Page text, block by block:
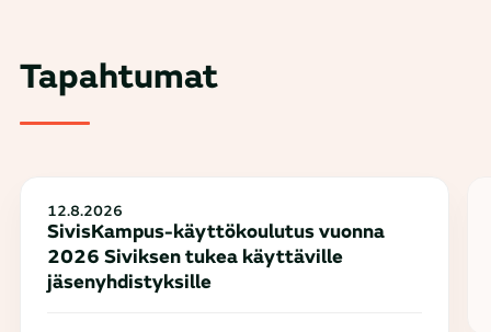
Tapahtumat
12.8.2026
SivisKampus-käyttökoulutus vuonna
2026 Siviksen tukea käyttäville
jäsenyhdistyksille